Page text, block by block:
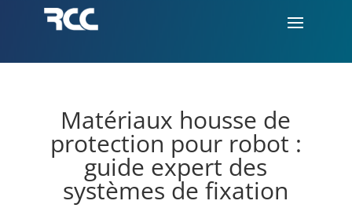
Matériaux housse de
protection pour robot :
guide expert des
systèmes de fixation